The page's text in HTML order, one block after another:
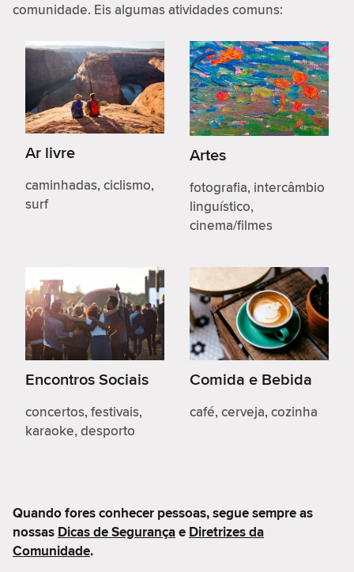
comunidade. Eis algumas atividades comuns:
Ar livre
caminhadas, ciclismo,
surf
Artes
fotografia, intercâmbio
linguístico,
cinema/filmes
Encontros Sociais
concertos, festivais,
karaoke, desporto
Comida e Bebida
café, cerveja, cozinha
Quando fores conhecer pessoas, segue sempre as
nossas Dicas de Segurançae Diretrizes da
Comunidade.